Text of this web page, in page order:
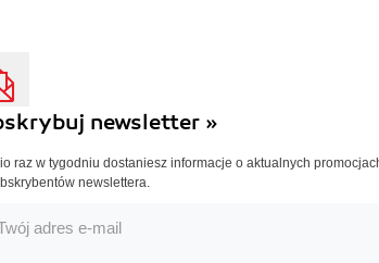
newsletter »
raz w tygodniu dostaniesz informacje o aktualnych
newslettera.